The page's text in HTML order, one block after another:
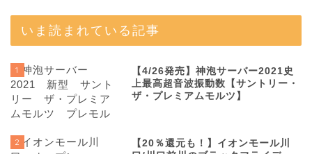
いま読まれている記事
1
【4/26発売】神泡サーバー2021史
上最高超音波振動数【サントリー・
ザ・プレミアムモルツ】
2
【20％還元も！】イオンモール川